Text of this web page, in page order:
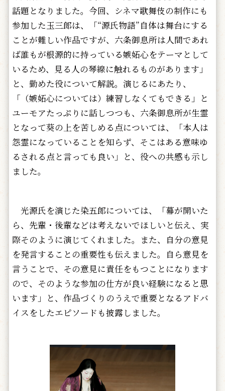
話題となりました。今回、シネマ歌舞伎の制作にも
参加した玉三郎は、「“源氏物語”自体は舞台にする
ことが難しい作品ですが、六条御息所は人間であれ
ば誰もが根源的に持っている嫉妬心をテーマとして
いるため、見る人の琴線に触れるものがあります」
と、勤めた役について解説。演じるにあたり、
「（嫉妬心については）練習しなくてもできる」と
ユーモアたっぷりに話しつつも、六条御息所が生霊
となって葵の上を苦しめる点については、「本人は
怨霊になっていることを知らず、そこはある意味ゆ
るされる点と言っても良い」と、役への共感も示し
ました。
光源氏を演じた染五郎については、「幕が開いた
ら、先輩・後輩などは考えないでほしいと伝え、実
際そのように演じてくれました。また、自分の意見
を発言することの重要性も伝えました。自ら意見を
言うことで、その意見に責任をもつことになります
ので、そのような参加の仕方が良い経験になると思
います」と、作品づくりのうえで重要となるアドバ
イスをしたエピソードも披露しました。